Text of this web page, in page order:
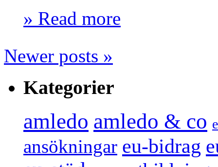
» Read more
Newer posts »
Kategorier
amledo amledo & co
ansökningar eu-bidrag